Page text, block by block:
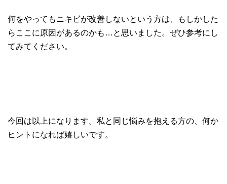
何をやってもニキビが改善しないという方は、もしかした
らここに原因があるのかも…と思いました。ぜひ参考にし
てみてください。
今回は以上になります。私と同じ悩みを抱える方の、何か
ヒントになれば嬉しいです。